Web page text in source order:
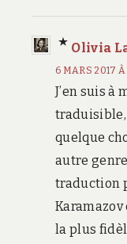
Olivia
6 MARS 2017 À
J’en suis à
traduisible,
quelque
autre
traduction
la plus